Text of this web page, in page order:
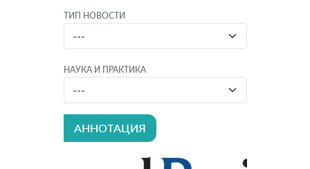
ТИП НОВОСТИ
НАУКА И ПРАКТИКА
АННОТАЦИЯ